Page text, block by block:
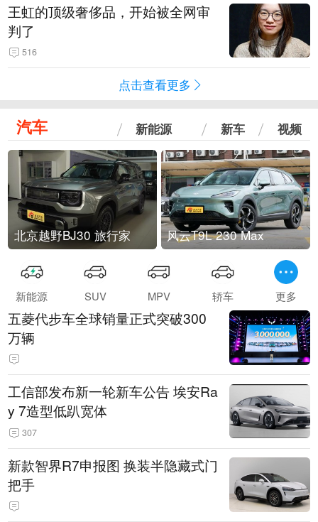
王虹的顶级奢侈品，开始被全网审
判了
516
点击查看更多
汽车 新能源 新车 视频
北京越野BJ30 旅行家 风云T9L 230 Max
新能源 SUV MPV 轿车 更多
五菱代步车全球销量正式突破300
万辆
工信部发布新一轮新车公告 埃安Ra
y 7造型低趴宽体
307
新款智界R7申报图 换装半隐藏式门
把手